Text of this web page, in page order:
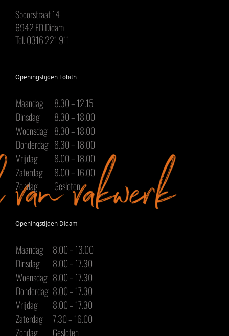
Spoorstraat 14
6942 ED Didam
Tel. 0316 221 911
Openingstijden Lobith
Maandag
8.30 – 12.15
Dinsdag
8.30 – 18.00
Woensdag 8.30 – 18.00
Donderdag 8.30 – 18.00
Vrijdag
8.00 – 18.00
Zaterdag
8.00 – 16.00
Zondag
Gesloten
Openingstijden Didam
Maandag
8.00 – 13.00
Dinsdag
8.00 – 17.30
Woensdag 8.00 – 17.30
Donderdag 8.00 – 17.30
Vrijdag
8.00 – 17.30
Zaterdag
7.30 – 16.00
Zondag
Gesloten